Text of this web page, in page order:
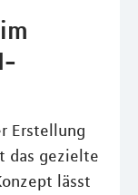
Erstellung
das gezielte
lässt